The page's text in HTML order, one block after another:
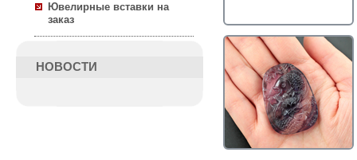
Ювелирные вставки на
заказ
НОВОСТИ